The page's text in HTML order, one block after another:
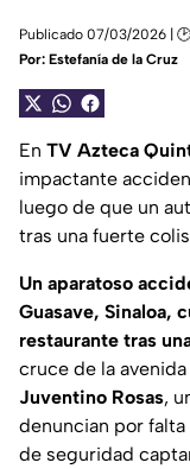
Publicado 07/03/2026 |
Por: Estefanía de la Cruz
En TV Azteca
impactante
luego de que un
tras una fuerte
Un aparatoso
Guasave, Sinaloa,
restaurante tras
cruce de la avenida
Juventino Rosas,
denuncian por falta
de seguridad